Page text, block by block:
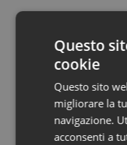
Salute orale &
Sangue &
Tiroide
Tumore al
© Riproduzione
Questo
cookie
Questo sito
migliorare la
navigazione.
acconsenti a